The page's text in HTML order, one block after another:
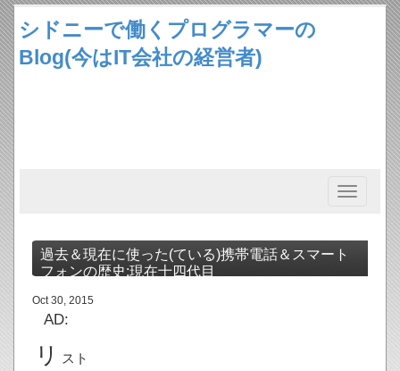
シドニーで働くプログラマーの
Blog(今はIT会社の経営者)
Toggle
navigation
過去＆現在に使った(ている)携帯電話＆スマート
フォンの歴史:現在十四代目
Oct 30, 2015
AD:
リ スト